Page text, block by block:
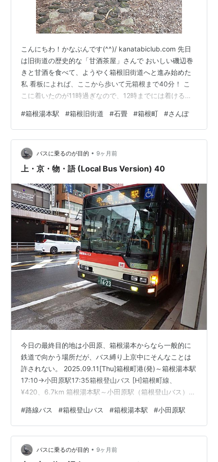
こんにちわ！かなぶんです(^^)/ kanatabiclub.com 先日
は旧街道の歴史的な「甘酒茶屋」さんで おいしい磯辺巻
きと甘酒を食べて、ようやく箱根旧街道へと進み始めた
私 看板によれば、ここから歩いて元箱根まで40分！ こ
こに着いたのが11時過ぎなので、12時までには着けるか
で仕組みを説明してくれていた 構造を見るとよくできて
るね 石畳の下に小石と粘土で突き固めることできちんと
強度を出してる！ さらに側に作った水路で排水・・・ 構
造としては今の道路とほぼ一緒だ 旧箱根街道には、様々
な坂の名前が付いていて 看板からすぐに始まるのが
#箱根湯本駅 #箱根旧街道 #石畳 #箱根町 #さんぽ
バスに乗るのが目的 • 9ヶ月前
上・京・物・語 (Local Bus Version) 40
今日の最終目的地は小田原、箱根湯本からなら一般的に
鉄道で向かう場所だが、バス縛り上京中にそんなことは
許されない。 2025.09.11[Thu]箱根町港(発)～箱根湯本駅
17:10→小田原駅17:35箱根登山バス [H]箱根町線、
¥420、6.7km 箱根湯本駅～小田原駅（箱根登山バス）
「上・京・物・語」中で利用した路線バスはすべて、始
発バス停から終着バス停までの乗車だったが、さすがに
最後までそれを通せるわけはなく、このバスは途中から
の乗車となる。とりあえず来たバスに乗ろうと思って乗
#路線バス #箱根登山バス #箱根湯本駅 #小田原駅
バスに乗るのが目的 • 9ヶ月前